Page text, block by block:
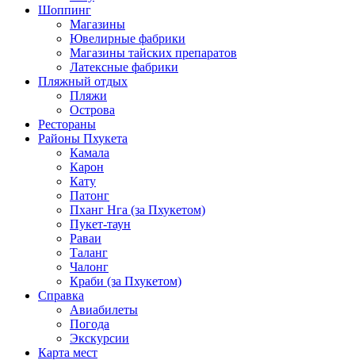
Шоппинг
Магазины
Ювелирные фабрики
Магазины тайских препаратов
Латексные фабрики
Пляжный отдых
Пляжи
Острова
Рестораны
Районы Пхукета
Камала
Карон
Кату
Патонг
Пханг Нга (за Пхукетом)
Пукет-таун
Раваи
Таланг
Чалонг
Краби (за Пхукетом)
Справка
Авиабилеты
Погода
Экскурсии
Карта мест